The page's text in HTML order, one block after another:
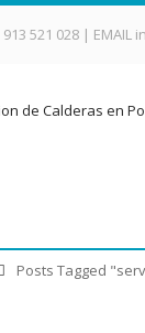
913 521 028 | EMAIL
Posts Tagged